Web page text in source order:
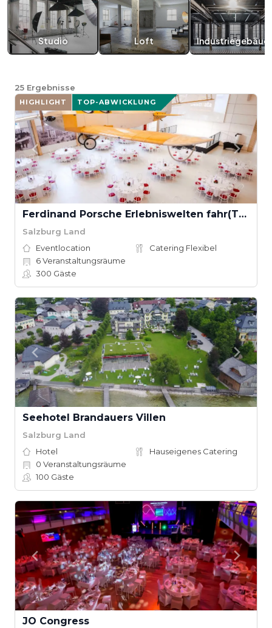
Studio Loft
25 Ergebnisse
HIGHLIGHT TOP-ABWICKLUNG
Ferdinand Porsche Erlebniswelten fahr(T)raum
Salzburg Land
Eventlocation
Catering Flexibel
6Veranstaltungsräume
300 Gäste
Seehotel Brandauers Villen
Salzburg Land
Hotel
Hauseigenes Catering
0 Veranstaltungsräume
100 Gäste
JO Congress